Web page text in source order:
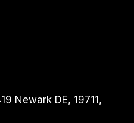
Newark DE, 19711,